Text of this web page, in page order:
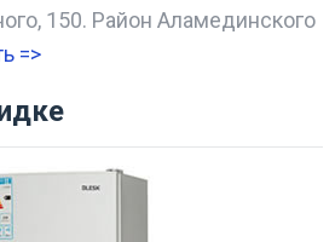
150. Район Аламединского
=>